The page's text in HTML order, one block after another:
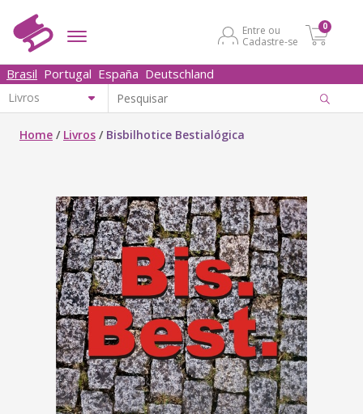
Entre ou
Cadastre-se
0
Brasil Portugal España Deutschland
Home / Livros / Bisbilhotice Bestialógica